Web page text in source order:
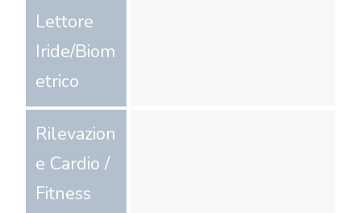
Lettore
Iride/Biom
etrico
Rilevazion
e Cardio /
Fitness